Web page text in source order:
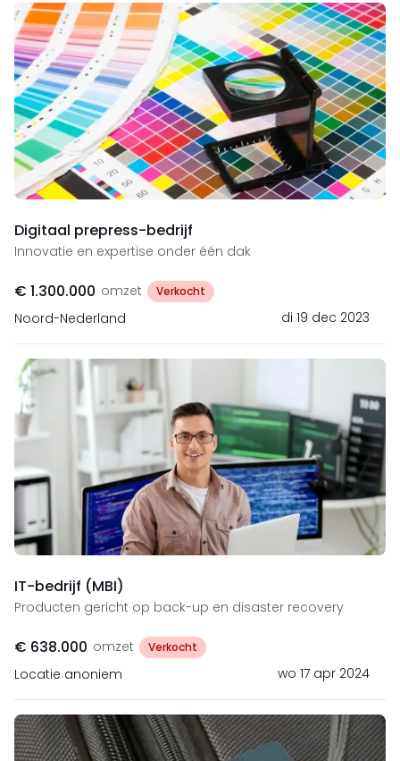
Digitaal prepress-bedrijf
Innovatie en expertise onder één dak
€ 1.300.000 omzet Verkocht
Noord-Nederland di 19 dec 2023
IT-bedrijf (MBI)
Producten gericht op back-up en disaster recovery
€ 638.000 omzet Verkocht
Locatie anoniem wo 17 apr 2024